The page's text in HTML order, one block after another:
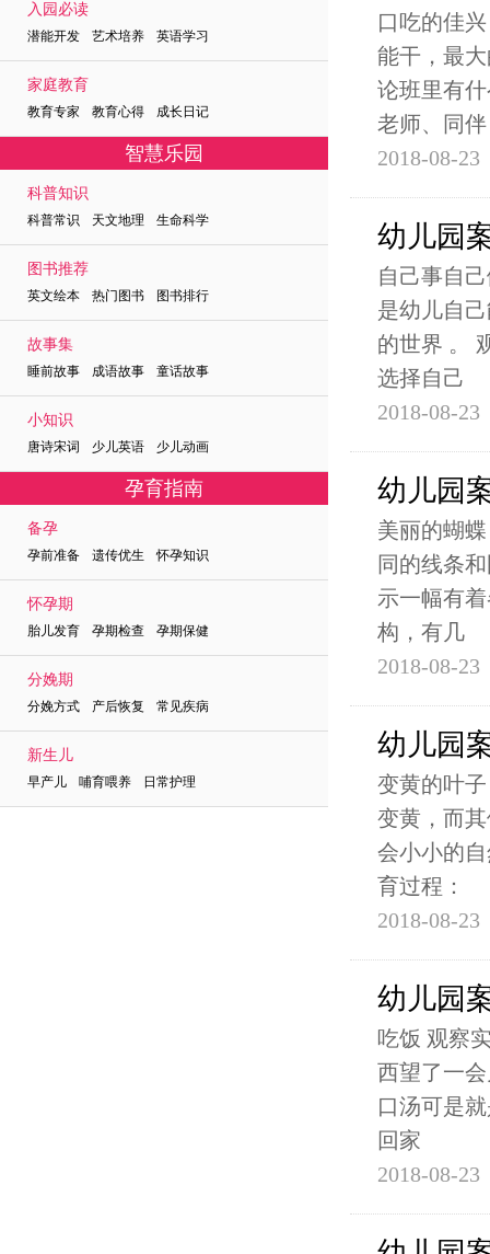
入园必读
潜能开发 艺术培养 英语学习
家庭教育
教育专家 教育心得 成长日记
智慧乐园
科普知识
科普常识 天文地理 生命科学
图书推荐
英文绘本 热门图书 图书排行
故事集
睡前故事 成语故事 童话故事
小知识
唐诗宋词 少儿英语 少儿动画
孕育指南
备孕
孕前准备 遗传优生 怀孕知识
怀孕期
胎儿发育 孕期检查 孕期保健
分娩期
分娩方式 产后恢复 常见疾病
新生儿
早产儿 哺育喂养 日常护理
口吃的佳
能干，最
论班里有
老师、同伴
2018-08-23
幼儿园
自己事自
是幼儿自
的世界 。
选择自己
2018-08-23
幼儿园
美丽的蝴
同的线条
示一幅有
构，有几
2018-08-23
幼儿园
变黄的叶
变黄，而
会小小的
育过程：
2018-08-23
幼儿园
吃饭 观察
西望了一
口汤可是
回家
2018-08-23